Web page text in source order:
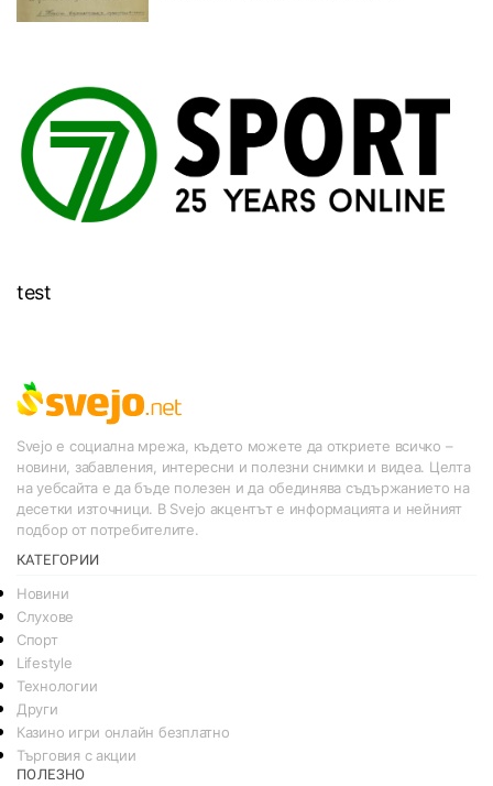
test
Svejo е социална мрежа, където можете да откриете всичко –
новини, забавления, интересни и полезни снимки и видеа. Целта
на уебсайта е да бъде полезен и да обединява съдържанието на
десетки източници. В Svejo акцентът е информацията и нейният
подбор от потребителите.
КАТЕГОРИИ
Новини
Слухове
Спорт
Lifestyle
Технологии
Други
Казино игри онлайн безплатно
Търговия с акции
ПОЛЕЗНО